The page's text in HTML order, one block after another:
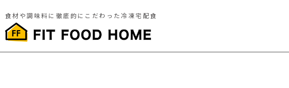
食材や調味料に徹底的にこだわった冷凍宅配食